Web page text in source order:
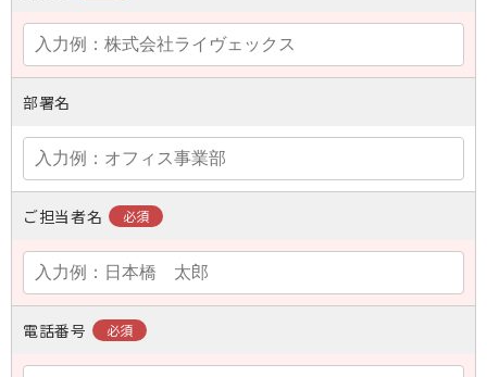
部署名
ご担当者名
電話番号